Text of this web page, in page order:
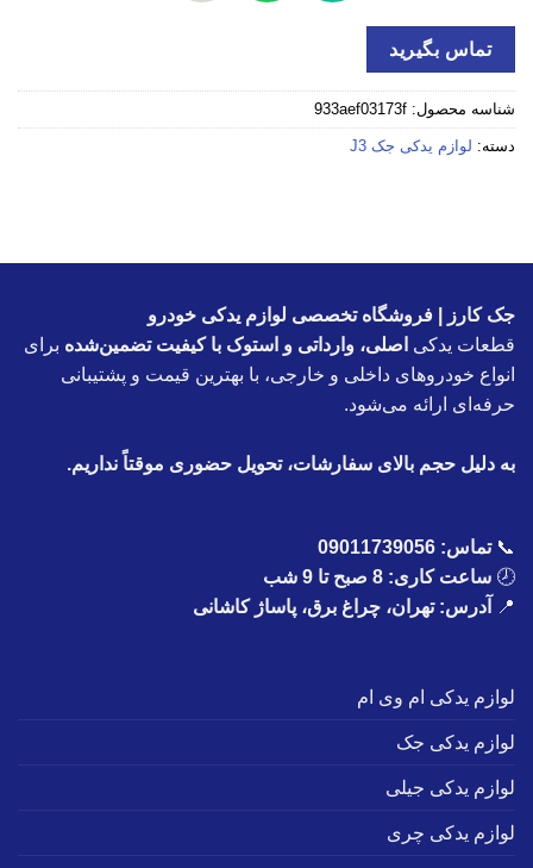
تماس بگیرید
شناسه محصول: 933aef03173f
دسته: لوازم یدکی جک J3
جک کارز | فروشگاه تخصصی لوازم یدکی خودرو
قطعات یدکی اصلی، وارداتی و استوک با کیفیت تضمین‌شده برای
انواع خودروهای داخلی و خارجی، با بهترین قیمت و پشتیبانی
حرفه‌ای ارائه می‌شود.
به دلیل حجم بالای سفارشات، تحویل حضوری موقتاً نداریم.
📞تماس: 09011739056
🕗 ساعت کاری: 8 صبح تا 9 شب
📍
آدرس: تهران، چراغ برق، پاساژ کاشانی
لوازم یدکی ام وی ام
لوازم یدکی جک
لوازم یدکی جیلی
لوازم یدکی چری